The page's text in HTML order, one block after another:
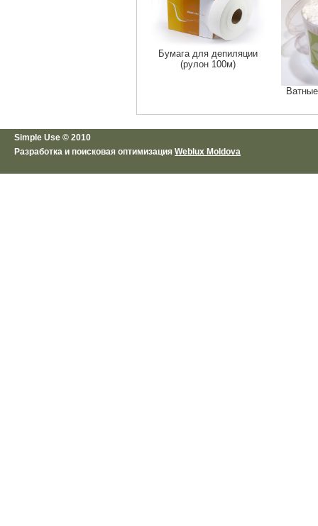
Бумага для депиляции
(рулон 100м)
Simple Use © 2010
Разработка и поисковая оптимизация Weblux Moldova